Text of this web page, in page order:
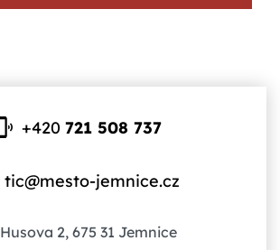
+420721 508 737
tic@mesto-jemnice.cz
Husova 2, 675 31 Jemnice